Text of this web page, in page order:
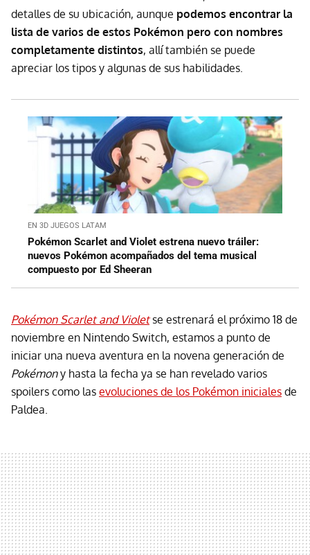
detalles de su ubicación, aunque podemos encontrar la
lista de varios de estos Pokémon pero con nombres
completamente distintos, allí también se puede
apreciar los tipos y algunas de sus habilidades.
EN 3D JUEGOS LATAM
Pokémon Scarlet and Violet estrena nuevo tráiler:
nuevos Pokémon acompañados del tema musical
compuesto por Ed Sheeran
Pokémon Scarlet and Violetse estrenará el próximo 18 de
noviembre en Nintendo Switch, estamos a punto de
iniciar una nueva aventura en la novena generación de
Pokémony hasta la fecha ya se han revelado varios
spoilers como las evoluciones de los Pokémon iniciales de
Paldea.